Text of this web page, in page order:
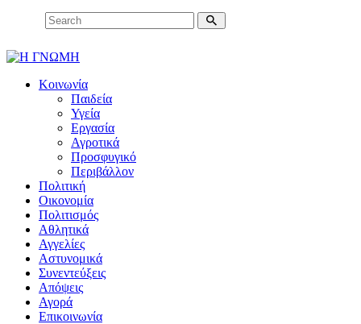
Κοινωνία
Παιδεία
Υγεία
Εργασία
Αγροτικά
Προσφυγικό
Περιβάλλον
Πολιτική
Οικονομία
Πολιτισμός
Αθλητικά
Αγγελίες
Αστυνομικά
Συνεντεύξεις
Απόψεις
Αγορά
Επικοινωνία